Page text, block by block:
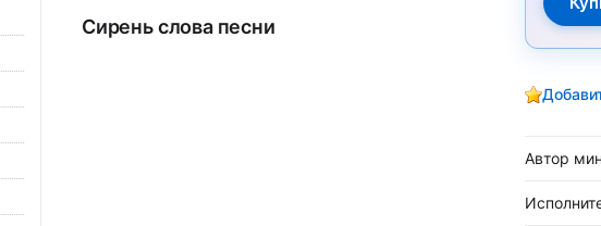
Сирень слова песни
Автор